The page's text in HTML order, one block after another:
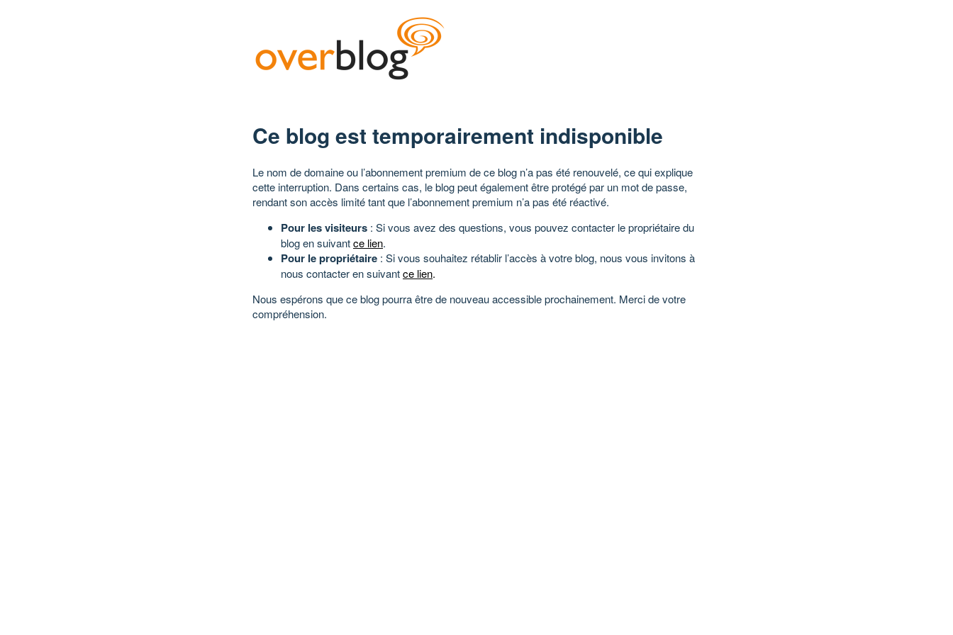
Ce blog est temporairement indisponible
Le nom de domaine ou l’abonnement premium de ce blog n’a pas été renouvelé, ce qui explique
cette interruption. Dans certains cas, le blog peut également être protégé par un mot de passe,
rendant son accès limité tant que l’abonnement premium n’a pas été réactivé.
Pour les visiteurs : Si vous avez des questions, vous pouvez contacter le propriétaire du
blog en suivantce lien.
Pour le propriétaire : Si vous souhaitez rétablir l’accès à votre blog, nous vous invitons à
nous contacter en suivantce lien.
Nous espérons que ce blog pourra être de nouveau accessible prochainement. Merci de votre
compréhension.